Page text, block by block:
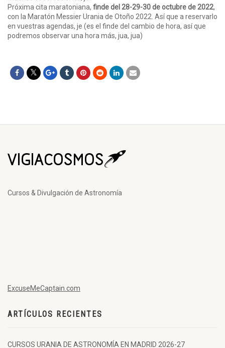
Próxima cita maratoniana, finde del 28-29-30 de octubre de 2022,
con la Maratón Messier Urania de Otoño 2022. Así que a reservarlo
en vuestras agendas, je (es el finde del cambio de hora, así que
podremos observar una hora más, jua, jua)
Cursos & Divulgación de Astronomía
ExcuseMeCaptain.com
ARTÍCULOS RECIENTES
CURSOS URANIA DE ASTRONOMÍA EN MADRID 2026-27